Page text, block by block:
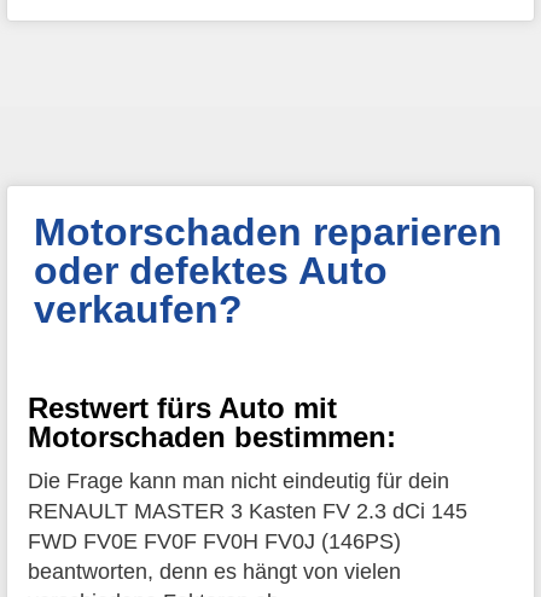
Motorschaden reparieren
oder defektes Auto
verkaufen?
Restwert fürs Auto mit
Motorschaden bestimmen:
Die Frage kann man nicht eindeutig für dein
RENAULT MASTER 3 Kasten FV 2.3 dCi 145
FWD FV0E FV0F FV0H FV0J (146PS)
beantworten, denn es hängt von vielen